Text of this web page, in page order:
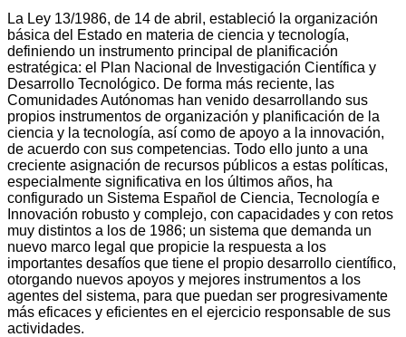
La Ley 13/1986, de 14 de abril, estableció la organización
básica del Estado en materia de ciencia y tecnología,
definiendo un instrumento principal de planificación
estratégica: el Plan Nacional de Investigación Científica y
Desarrollo Tecnológico. De forma más reciente, las
Comunidades Autónomas han venido desarrollando sus
propios instrumentos de organización y planificación de la
ciencia y la tecnología, así como de apoyo a la innovación,
de acuerdo con sus competencias. Todo ello junto a una
creciente asignación de recursos públicos a estas políticas,
especialmente significativa en los últimos años, ha
configurado un Sistema Español de Ciencia, Tecnología e
Innovación robusto y complejo, con capacidades y con retos
muy distintos a los de 1986; un sistema que demanda un
nuevo marco legal que propicie la respuesta a los
importantes desafíos que tiene el propio desarrollo científico,
otorgando nuevos apoyos y mejores instrumentos a los
agentes del sistema, para que puedan ser progresivamente
más eficaces y eficientes en el ejercicio responsable de sus
actividades.